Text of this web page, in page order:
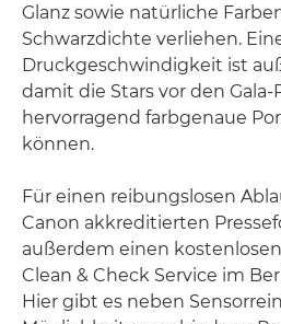
Glanz sowie natürliche
Schwarzdichte verliehen.
Druckgeschwindigkeit ist
damit die Stars vor den Gala-
hervorragend farbgenaue
können.
Für einen reibungslosen
Canon akkreditierten
außerdem einen
Clean & Check Service im
Hier gibt es neben